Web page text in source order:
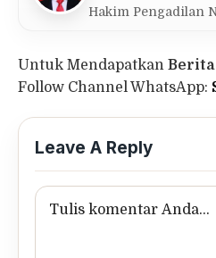
Hakim Pengadilan
Untuk Mendapatkan
Follow Channel WhatsApp:
Leave A Reply